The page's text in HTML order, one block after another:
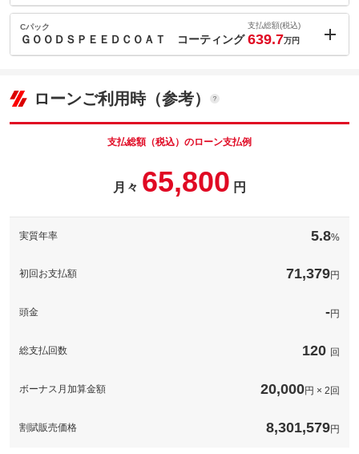
車両本体価
619.9万円
パック内容
します。さらにエアコンダクト内をマイクロミストの除菌消臭液
カビだらけになっているのを直接エアコン内部にアクセスし、薬
剤を直接噴射し汚れを浮かした上で汚れと薬剤をきれいに洗い流
します。さらにエアコンダクト内をマイクロミストの除菌消臭液
内：オプシ
ョン価格
(税込)
車両本体価
おすすめいたします！
納車時の整備パックとなります！御納車前にぜひ消耗品の交換を
Cパック
ＧＯＯＤＳＰＥＥＤＣＯＡＴ コーティング
支払総額(税込)
639.7万円
車両本体価
619.9
備考
「無機」×「有機」材料を使った、割れにくく柔軟性があり高い撥
ローンご利用時（参考）
支払総額（税込）のローン支払例
月々 65,800 円
実質年率 5.8%
初回お支払額 71,379円
頭金 -円
総支払回数 120 回
ボーナス月加算金額 20,000円 × 2回
割賦販売価格 8,301,579円